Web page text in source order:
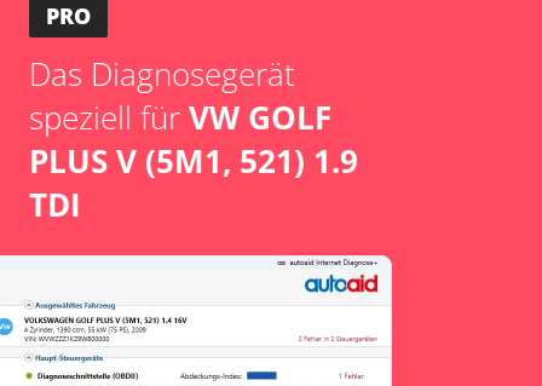
PRO
Das Diagnosegerät
speziell fürVW GOLF
PLUS V (5M1, 521) 1.9
TDI